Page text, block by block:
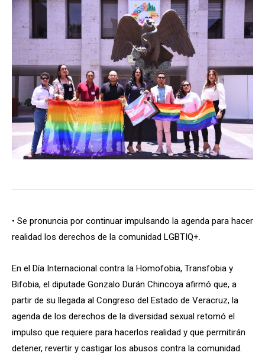
• Se pronuncia por continuar impulsando la agenda para hacer
realidad los derechos de la comunidad LGBTIQ+.
En el Día Internacional contra la Homofobia, Transfobia y
Bifobia, el diputade Gonzalo Durán Chincoya afirmó que, a
partir de su llegada al Congreso del Estado de Veracruz, la
agenda de los derechos de la diversidad sexual retomó el
impulso que requiere para hacerlos realidad y que permitirán
detener, revertir y castigar los abusos contra la comunidad.